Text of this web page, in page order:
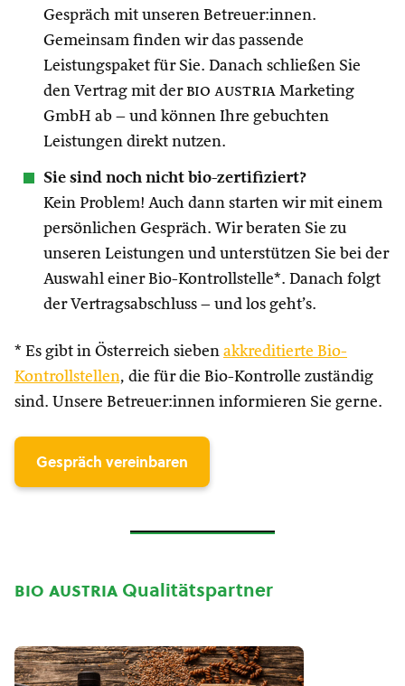
Gespräch mit unseren Betreuer:innen.
Gemeinsam finden wir das passende
Leistungspaket für Sie. Danach schließen Sie
den Vertrag mit der bio austria Marketing
GmbH ab – und können Ihre gebuchten
Leistungen direkt nutzen.
Sie sind noch nicht bio-zertifiziert?
Kein Problem! Auch dann starten wir mit einem
persönlichen Gespräch. Wir beraten Sie zu
unseren Leistungen und unterstützen Sie bei der
Auswahl einer Bio-Kontrollstelle*. Danach folgt
der Vertragsabschluss – und los geht’s.
* Es gibt in Österreich sieben akkreditierte Bio-
Kontrollstellen, die für die Bio-Kontrolle zuständig
sind. Unsere Betreuer:innen informieren Sie gerne.
Gespräch vereinbaren
bio austria Qualitätspartner